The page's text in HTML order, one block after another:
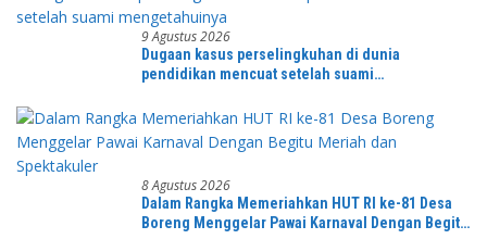
9 Agustus 2026
Dugaan kasus perselingkuhan di dunia
pendidikan mencuat setelah suami
8 Agustus 2026
Dalam Rangka Memeriahkan HUT RI ke-81 Desa
Boreng Menggelar Pawai Karnaval Dengan Begitu